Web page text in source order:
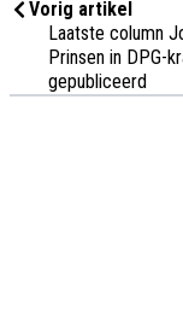
Vorig artikel
Laatste column
Prinsen in DPG-
gepubliceerd